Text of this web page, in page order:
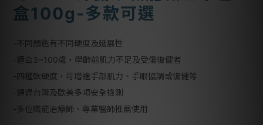
盒100g-多款可選
-不同顏色有不同硬度及延展性
-適合3~100歲，學齡前肌力不足及受傷復健者
-四種軟硬度，可增進手部肌力、手眼協調或復健等
-通過台灣及歐美多項安全檢測
-多位職能治療師、專業醫師推薦使用